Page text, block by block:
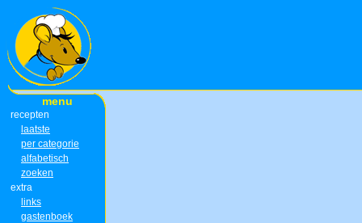
menu
recepten
laatste
per categorie
alfabetisch
zoeken
extra
links
gastenboek